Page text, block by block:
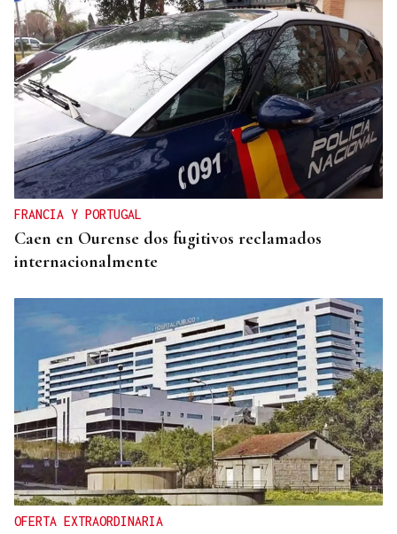
FRANCIA Y PORTUGAL
Caen en Ourense dos fugitivos reclamados
internacionalmente
OFERTA EXTRAORDINARIA